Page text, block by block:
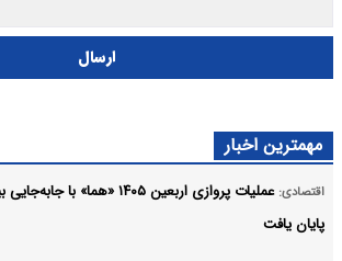
ارسال
مهمترین اخبار
اقتصادی:
پایان یافت